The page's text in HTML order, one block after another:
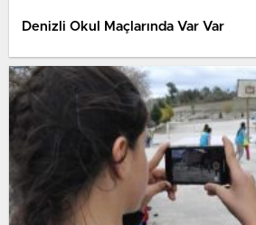
Denizli Okul Maçlarında Var Var